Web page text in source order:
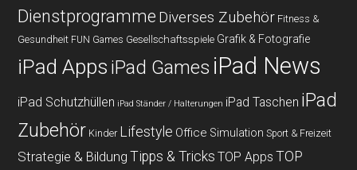
Dienstprogramme Diverses Zubehör Fitness &
Gesundheit FUN Games Gesellschaftsspiele Grafik & Fotografie
iPad Apps iPad Games iPad News
iPad Schutzhüllen iPad Ständer / Halterungen iPad Taschen iPad
Zubehör Kinder Lifestyle Office Simulation Sport & Freizeit
Strategie & Bildung Tipps & Tricks TOP Apps TOP